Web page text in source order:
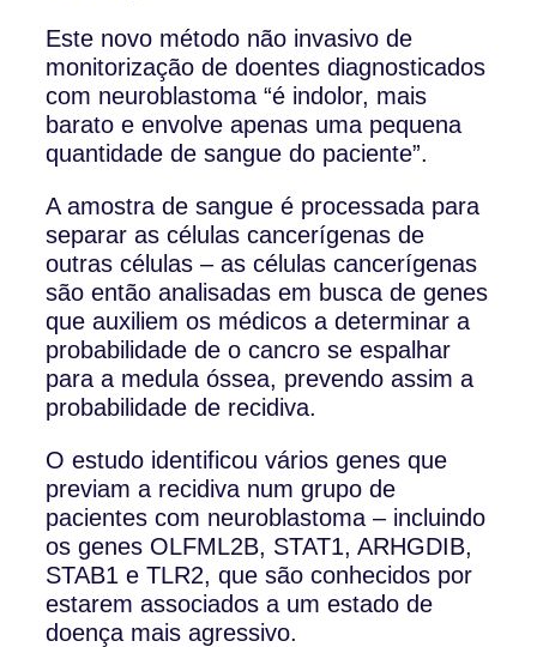
Este novo método não invasivo de
monitorização de doentes diagnosticados
com neuroblastoma “é indolor, mais
barato e envolve apenas uma pequena
quantidade de sangue do paciente”.
A amostra de sangue é processada para
separar as células cancerígenas de
outras células – as células cancerígenas
são então analisadas em busca de genes
que auxiliem os médicos a determinar a
probabilidade de o cancro se espalhar
para a medula óssea, prevendo assim a
probabilidade de recidiva.
O estudo identificou vários genes que
previam a recidiva num grupo de
pacientes com neuroblastoma – incluindo
os genes OLFML2B, STAT1, ARHGDIB,
STAB1 e TLR2, que são conhecidos por
estarem associados a um estado de
doença mais agressivo.